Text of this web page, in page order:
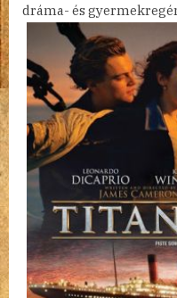
dráma- és